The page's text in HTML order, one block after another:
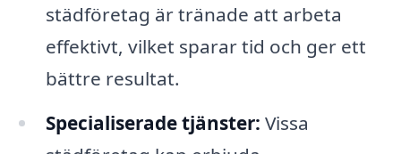
städföretag är tränade att arbeta
effektivt, vilket sparar tid och ger ett
bättre resultat.
Specialiserade tjänster: Vissa